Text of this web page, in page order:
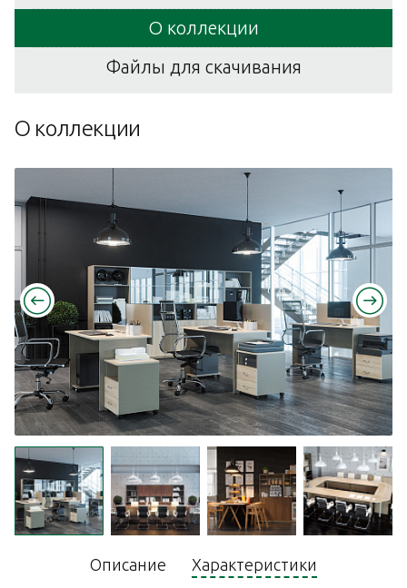
О коллекции
Файлы для скачивания
О коллекции
Описание Характеристики